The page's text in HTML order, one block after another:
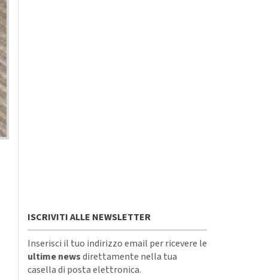
ISCRIVITI ALLE NEWSLETTER
Inserisci il tuo indirizzo email per ricevere le
ultime newsdirettamente nella tua
casella di posta elettronica.